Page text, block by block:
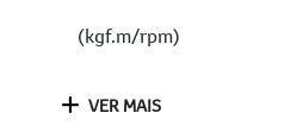
(kgf.m/rpm)
VER MAIS